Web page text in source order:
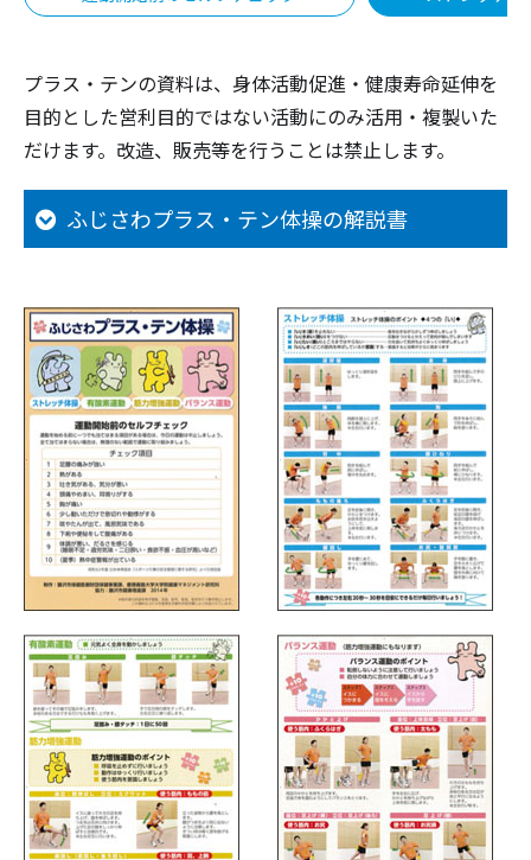
プラス・テンの資料は、身体活動促進・健康寿命延伸を
目的とした営利目的ではない活動にのみ活用・複製いた
だけます。改造、販売等を行うことは禁止します。
ふじさわプラス・テン体操の解説書